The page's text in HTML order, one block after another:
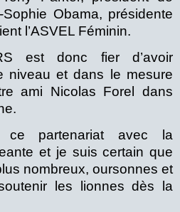
Sophie Obama, présidente
l’ASVEL Féminin.
est donc fier d’avoir
niveau et dans le mesure
ami Nicolas Forel dans
ce partenariat avec la
et je suis certain que
nombreux, oursonnes et
les lionnes dès la